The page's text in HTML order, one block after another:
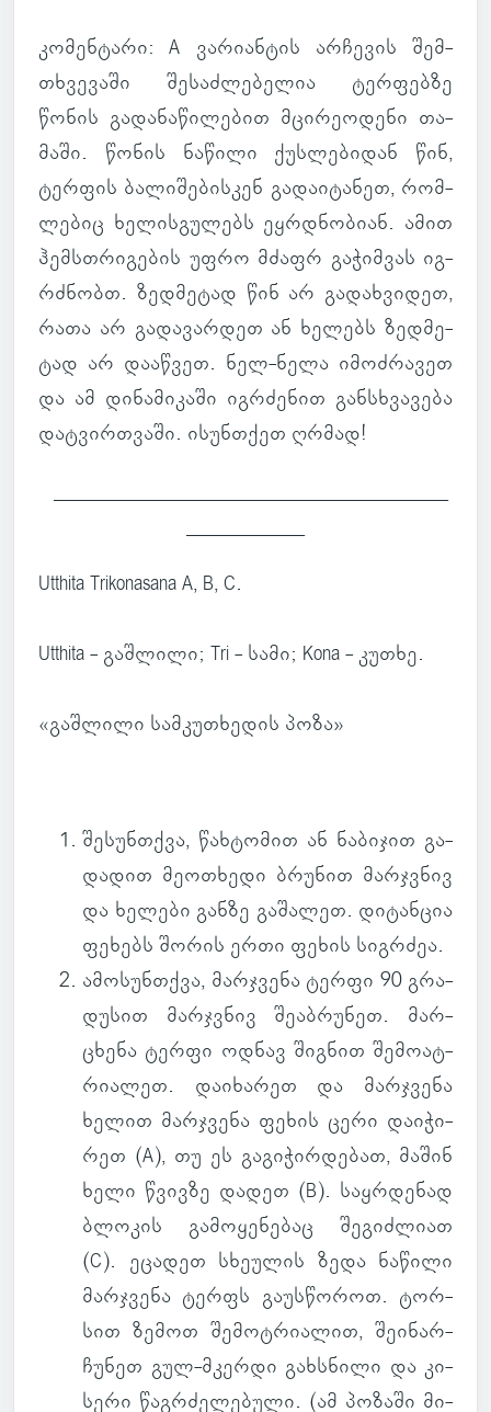
კო­მენ­ტარი: A ვა­რი­ან­ტის არ­ჩე­ვის შემ­
თხვე­ვაში შე­საძ­ლე­ბე­ლია ტერ­ფებზე
წონის გა­და­ნა­წი­ლე­ბით მცი­რე­ო­დენი თა­
მაში. წონის ნა­წილი ქუს­ლე­ბი­დან წინ,
ტერ­ფის ბა­ლი­შე­ბის­კენ გა­და­ი­ტა­ნეთ, რომ­
ლე­ბიც ხე­ლის­გუ­ლებს ეყ­რდნო­ბიან. ამით
ჰემსთრი­გე­ბის უფრო მძაფრ გა­ჭიმ­ვას იგ­
რძნობთ. ზედ­მე­ტად წინ არ გა­დახ­ვი­დეთ,
რათა არ გა­და­ვარ­დეთ ან ხე­ლებს ზედ­მე­
ტად არ და­აწ­ვეთ. ნელ-ნელა იმოძ­რა­ვეთ
და ამ დი­ნა­მი­კაში იგ­რძე­ნით გან­სხვა­ვება
დატ­ვირ­თვაში. ისუნ­თქეთ ღრმად!
Utthita Trikonasana A, B, C.
Utthita - გაშ­ლილი; Tri - სამი; Kona - კუთხე.
«გაშ­ლილი სამ­კუ­თხე­დის პოზა»
შე­სუნ­თქვა, წახ­ტო­მით ან ნა­ბი­ჯით გა­
და­დით მე­ო­თხედი ბრუ­ნით მარ­ჯვნივ
და ხე­ლები განზე გა­შა­ლეთ. დი­ტან­ცია
ფე­ხებს შორის ერთი ფეხის სიგ­რძეა.
ამო­სუნ­თქვა, მარ­ჯვენა ტერფი 90 გრა­
დუ­სით მარ­ჯვნივ შე­აბ­რუ­ნეთ. მარ­
ცხენა ტერფი ოდნავ შიგ­ნით შე­მო­ატ­
რი­ა­ლეთ. და­ი­ხა­რეთ და მარ­ჯვენა
ხელით მარ­ჯვენა ფეხის ცერი და­ი­ჭი­
რეთ (A), თუ ეს გა­გი­ჭირ­დე­ბათ, მაშინ
ხელი წვივზე დადეთ (B). საყ­რდე­ნად
ბლო­კის გა­მო­ყე­ნე­ბაც შე­გიძ­ლიათ
(C). ეცა­დეთ სხე­უ­ლის ზედა ნა­წილი
მარ­ჯვენა ტერფს გა­უს­წო­როთ. ტორ­
სით ზემოთ შე­მოტ­რი­ა­ლით, შე­ი­ნარ­
ჩუ­ნეთ გულ-მკერდი გახ­სნილი და კი­
სერი წაგ­რძე­ლე­ბული. (ამ პო­ზაში მი­